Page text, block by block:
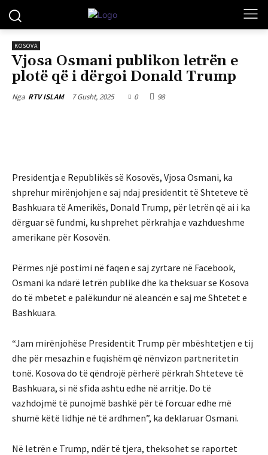
KOSOVA
Vjosa Osmani publikon letrën e
plotë që i dërgoi Donald Trump
Nga RTV ISLAM 7 Gusht, 2025 0 98
Presidentja e Republikës së Kosovës, Vjosa Osmani, ka
shprehur mirënjohjen e saj ndaj presidentit të Shteteve të
Bashkuara të Amerikës, Donald Trump, për letrën që ai i ka
dërguar së fundmi, ku shprehet përkrahja e vazhdueshme
amerikane për Kosovën.
Përmes një postimi në faqen e saj zyrtare në Facebook,
Osmani ka ndarë letrën publike dhe ka theksuar se Kosova
do të mbetet e palëkundur në aleancën e saj me Shtetet e
Bashkuara.
“Jam mirënjohëse Presidentit Trump për mbështetjen e tij
dhe për mesazhin e fuqishëm që nënvizon partneritetin
tonë. Kosova do të qëndrojë përherë përkrah Shteteve të
Bashkuara, si në sfida ashtu edhe në arritje. Do të
vazhdojmë të punojmë bashkë për të forcuar edhe më
shumë këtë lidhje në të ardhmen”, ka deklaruar Osmani.
Në letrën e Trump, ndër të tjera, theksohet se raportet